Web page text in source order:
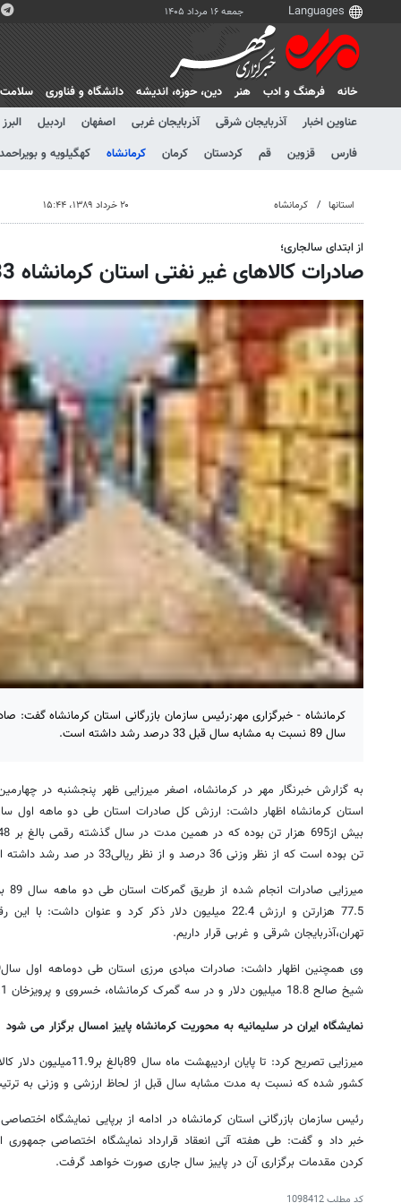
جمعه ۱۶ مرداد ۱۴۰۵
خانه فرهنگ و ادب هنر دين، حوزه، انديشه دانشگاه و فناوری سلامت
عناوین اخبار
آذربایجان شرقی آذربایجان غربی اصفهان اردبیل البرز
فارس
قزوین قم کردستان کرمان کرمانشاه کهگیلویه و بویراحمد
استانها کرمانشاه ۲۰ خرداد ۱۳۸۹، ۱۵:۴۴
از ابتدای سالجاری؛
صادرات کالاهای غیر نفتی استان کرمانشاه 33 درصد رشد یافت
کرمانشاه - خبرگزاری مهر:رئیس سازمان بازرگانی استان کرمانشاه گفت:
سال 89 نسبت به مشابه سال قبل 33 درصد رشد داشته است.
به گزارش خبرنگار مهر در کرمانشاه، اصغر میرزایی ظهر پنجشنبه در
تن بوده است که از نظر وزنی 36 درصد و از نظر ریالی33 در صد رشد داشته است.
77.5 هزارتن و ارزش 22.4 میلیون دلار ذکر کرد و عنوان
تهران،آذربایجان شرقی و غربی قرار داریم.
شیخ صالح 18.8 میلیون دلار و در سه گمرک کرمانشاه، خسروی و پرویزخان 128.1 میلیون دلار بوده است.
نمایشگاه ایران در سلیمانیه به محوریت کرمانشاه پاییز امسال برگزار می شود
کشور شده که نسبت به مدت مشابه سال قبل از لحاظ ارزشی و وزنی به ترتیب 206 و 52 درصد رشد داشته
رئیس سازمان بازرگانی استان کرمانشاه در ادامه از برپایی نمایشگاه
خبر داد و گفت: طی هفته آتی انعقاد قرارداد نمایشگاه اختصاصی جمهوری
کردن مقدمات برگزاری آن در پاییز سال جاری صورت خواهد گرفت.